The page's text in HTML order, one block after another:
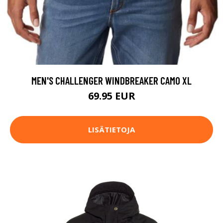
MEN'S CHALLENGER WINDBREAKER CAMO XL
69.95 EUR
LISÄTIETOJA